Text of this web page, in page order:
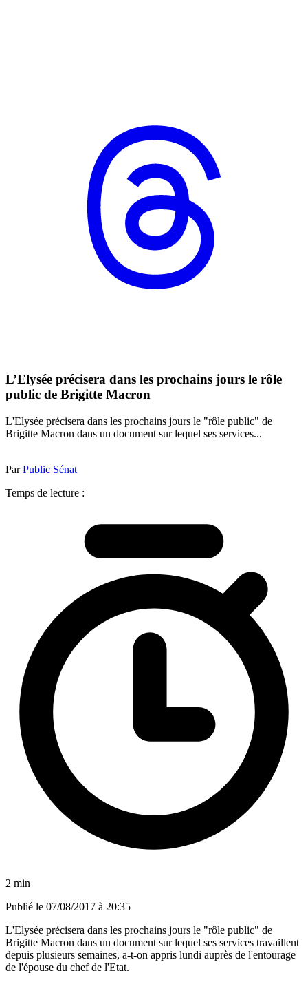
L’Elysée précisera dans les prochains jours le rôle
public de Brigitte Macron
L'Elysée précisera dans les prochains jours le "rôle public" de
Brigitte Macron dans un document sur lequel ses services...
ParPublic Sénat
Temps de lecture :
2 min
Publié le 07/08/2017 à 20:35
L'Elysée précisera dans les prochains jours le "rôle public" de
Brigitte Macron dans un document sur lequel ses services travaillent
depuis plusieurs semaines, a-t-on appris lundi auprès de l'entourage
de l'épouse du chef de l'Etat.